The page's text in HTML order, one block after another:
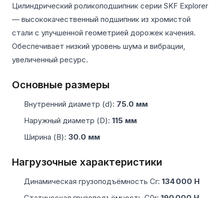
Цилиндрический роликоподшипник серии SKF Explorer
— высококачественный подшипник из хромистой
стали с улучшенной геометрией дорожек качения.
Обеспечивает низкий уровень шума и вибрации,
увеличенный ресурс.
Основные размеры
Внутренний диаметр (d): 75.0 мм
Наружный диаметр (D): 115 мм
Ширина (B): 30.0 мм
Нагрузочные характеристики
Динамическая грузоподъёмность Cr: 134 000 Н